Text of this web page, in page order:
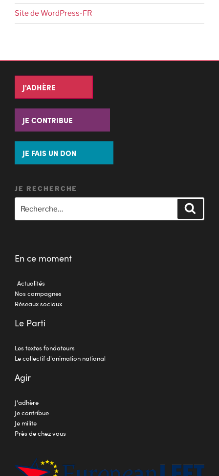
Site de WordPress-FR
J'ADHÈRE
JE CONTRIBUE
JE FAIS UN DON
JE RECHERCHE
En ce moment
Actualités
Nos campagnes
Réseaux sociaux
Le Parti
Les textes fondateurs
Le collectif d'animation national
Agir
J'adhère
Je contribue
Je milite
Près de chez vous